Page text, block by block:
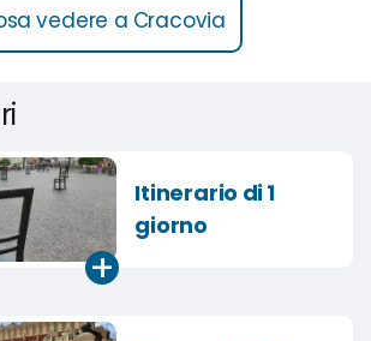
vedere a Cracovia
Itinerario di 1
giorno
+